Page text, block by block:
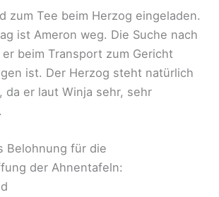
zum Tee beim Herzog eingeladen.
ist Ameron weg. Die Suche nach
beim Transport zum Gericht
ist. Der Herzog steht natürlich
da er laut Winja sehr, sehr
Belohnung für die
der Ahnentafeln: